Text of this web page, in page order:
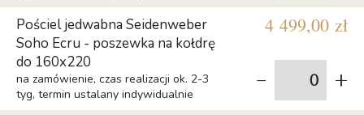
Pościel jedwabna Seidenweber
Soho Ecru - poszewka na kołdrę
do 160x220
na zamówienie, czas realizacji ok. 2-3
tyg, termin ustalany indywidualnie
4 499,00 zł
- +